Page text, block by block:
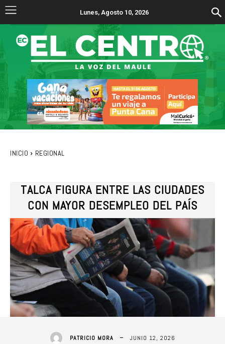
Lunes, Agosto 10, 2026
INICIO REGIONAL
TALCA FIGURA ENTRE LAS CIUDADES
CON MAYOR DESEMPLEO DEL PAÍS
PATRICIO MORA JUNIO 12, 2026